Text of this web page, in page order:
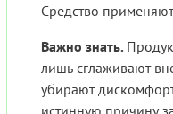
Средство
Важно знать.
лишь сглаживают
убирают